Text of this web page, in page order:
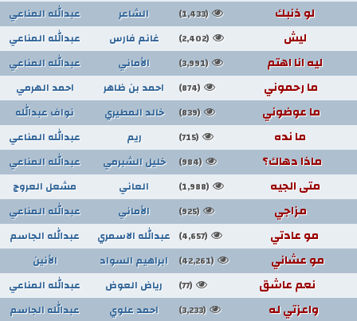
لو ذنبك (1,433) الشاعر عبدالله المناعي
ليش (2,402) غانم فارس عبدالله المناعي
ليه انا اهتم (3,991) الأماني عبدالله المناعي
ما رحموني (874) احمد بن ظاهر احمد الهرمي
ما عوضوني (839) خالد المطيري نواف عبدالله
ما نده (715) ريم عبدالله المناعي
ماذا دهاك؟ (984) خليل الشبرمي عبدالله المناعي
متى الجيه (1,988) العاني مشعل العروج
مزاجي (925) الأماني عبدالله المناعي
مو عادتي (4,657) عبدالله الاسمري عبدالله الجاسم
مو عشاني (42,261) ابراهيم السواد الأنين
نعم عاشق (77) رياض العوض عبدالله المناعي
واعزتي له (3,233) احمد علوي عبدالله الجاسم